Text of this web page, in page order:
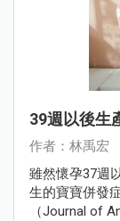
39週以後生
作者：林禹宏
雖然懷孕37週
生的寶寶併發
（Journal of